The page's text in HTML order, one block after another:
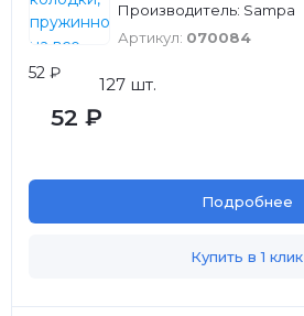
Производитель: Sampa
Артикул: 070084
52 ₽
127 шт.
52 ₽
Подробнее
Купить в 1 клик